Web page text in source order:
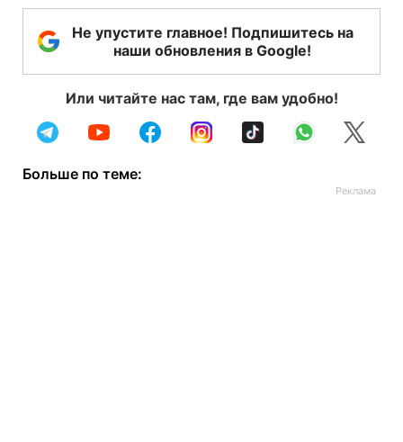
Не упустите главное! Подпишитесь на
наши обновления в Google!
Или читайте нас там, где вам удобно!
Больше по теме: